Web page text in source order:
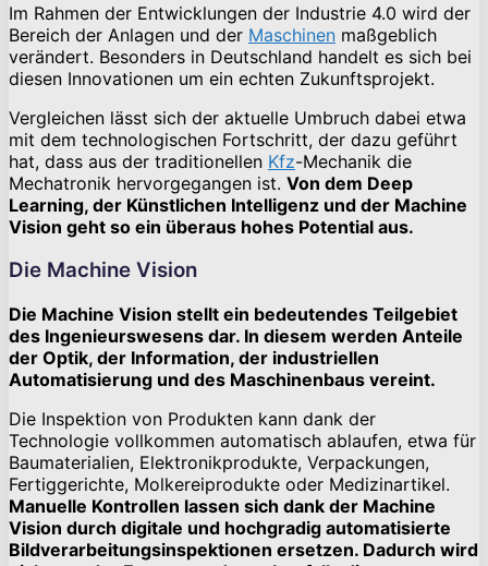
Im Rahmen der Entwicklungen der Industrie 4.0 wird der
Bereich der Anlagen und der Maschinen maßgeblich
verändert. Besonders in Deutschland handelt es sich bei
diesen Innovationen um ein echten Zukunftsprojekt.
Vergleichen lässt sich der aktuelle Umbruch dabei etwa
mit dem technologischen Fortschritt, der dazu geführt
hat, dass aus der traditionellen Kfz-Mechanik die
Mechatronik hervorgegangen ist. Von dem Deep
Learning, der Künstlichen Intelligenz und der Machine
Vision geht so ein überaus hohes Potential aus.
Die Machine Vision
Die Machine Vision stellt ein bedeutendes Teilgebiet
des Ingenieurswesens dar. In diesem werden Anteile
der Optik, der Information, der industriellen
Automatisierung und des Maschinenbaus vereint.
Die Inspektion von Produkten kann dank der
Technologie vollkommen automatisch ablaufen, etwa für
Baumaterialien, Elektronikprodukte, Verpackungen,
Fertiggerichte, Molkereiprodukte oder Medizinartikel.
Manuelle Kontrollen lassen sich dank der Machine
Vision durch digitale und hochgradig automatisierte
Bildverarbeitungsinspektionen ersetzen. Dadurch wird